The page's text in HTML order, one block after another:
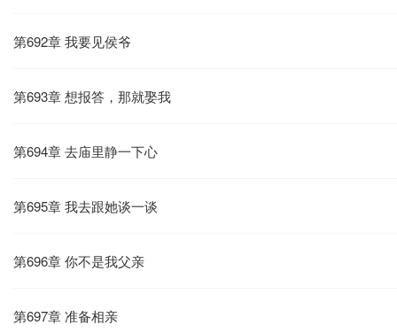
第692章 我要见侯爷
第693章 想报答，那就娶我
第694章 去庙里静一下心
第695章 我去跟她谈一谈
第696章 你不是我父亲
第697章 准备相亲